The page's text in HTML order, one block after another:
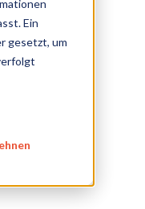
Ein
gesetzt, um